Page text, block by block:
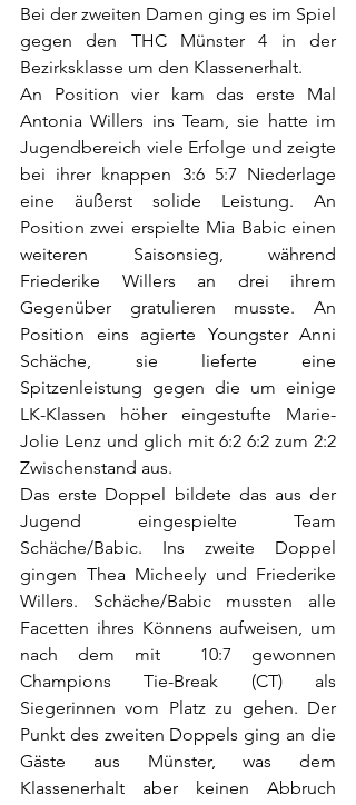
Bei der zweiten Damen ging es im Spiel
gegen den THC Münster 4 in der
Bezirksklasse um den Klassenerhalt.
An Position vier kam das erste Mal
Antonia Willers ins Team, sie hatte im
Jugendbereich viele Erfolge und zeigte
bei ihrer knappen 3:6 5:7 Niederlage
eine äußerst solide Leistung. An
Position zwei erspielte Mia Babic einen
weiteren Saisonsieg, während
Friederike Willers an drei ihrem
Gegenüber gratulieren musste. An
Position eins agierte Youngster Anni
Schäche, sie lieferte eine
Spitzenleistung gegen die um einige
LK-Klassen höher eingestufte Marie-
Jolie Lenz und glich mit 6:2 6:2 zum 2:2
Zwischenstand aus.
Das erste Doppel bildete das aus der
Jugend eingespielte Team
Schäche/Babic. Ins zweite Doppel
gingen Thea Micheely und Friederike
Willers. Schäche/Babic mussten alle
Facetten ihres Könnens aufweisen, um
nach dem mit  10:7 gewonnen
Champions Tie-Break (CT) als
Siegerinnen vom Platz zu gehen. Der
Punkt des zweiten Doppels ging an die
Gäste aus Münster, was dem
Klassenerhalt aber keinen Abbruch